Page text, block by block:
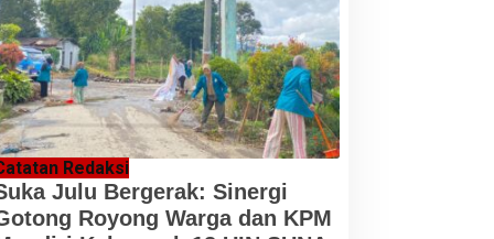
Redaksi
Julu Bergerak: Sinergi
Royong Warga dan KPM